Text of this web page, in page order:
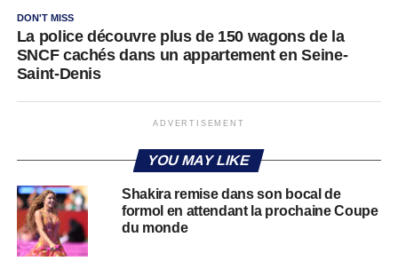
DON'T MISS
La police découvre plus de 150 wagons de la
SNCF cachés dans un appartement en Seine-
Saint-Denis
ADVERTISEMENT
YOU MAY LIKE
Shakira remise dans son bocal de
formol en attendant la prochaine Coupe
du monde